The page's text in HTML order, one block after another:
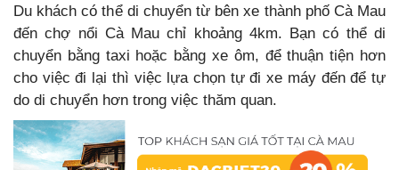
Du khách có thể di chuyển từ bên xe thành phố Cà Mau
đến chợ nổi Cà Mau chỉ khoảng 4km. Bạn có thể di
chuyển bằng taxi hoặc bằng xe ôm, để thuận tiện hơn
cho việc đi lại thì việc lựa chọn tự đi xe máy đến để tự
do di chuyển hơn trong việc thăm quan.